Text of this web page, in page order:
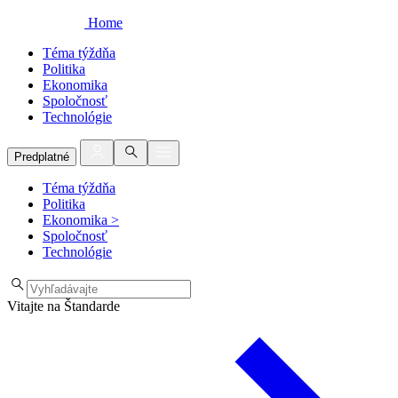
Home
Téma týždňa
Politika
Ekonomika
Spoločnosť
Technológie
Predplatné
Téma týždňa
Politika
Ekonomika >
Spoločnosť
Technológie
Vitajte na Štandarde